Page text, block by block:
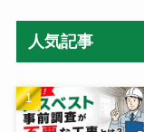
人気記事